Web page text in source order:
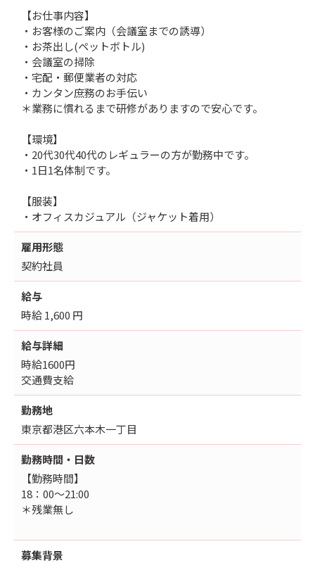
【お仕事内容】
・お客様のご案内（会議室までの誘導）
・お茶出し(ペットボトル)
・会議室の掃除
・宅配・郵便業者の対応
・カンタン庶務のお手伝い
＊業務に慣れるまで研修がありますので安心です。
【環境】
・20代30代40代のレギュラーの方が勤務中です。
・1日1名体制です。
【服装】
・オフィスカジュアル（ジャケット着用）
雇用形態
契約社員
給与
時給 1,600 円
給与詳細
時給1600円
交通費支給
勤務地
東京都港区六本木一丁目
勤務時間・日数
【勤務時間】
18：00～21:00
＊残業無し
募集背景